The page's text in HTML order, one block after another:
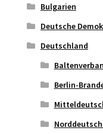
Bulgarien
Deutsche
Deutschland
Berlin-